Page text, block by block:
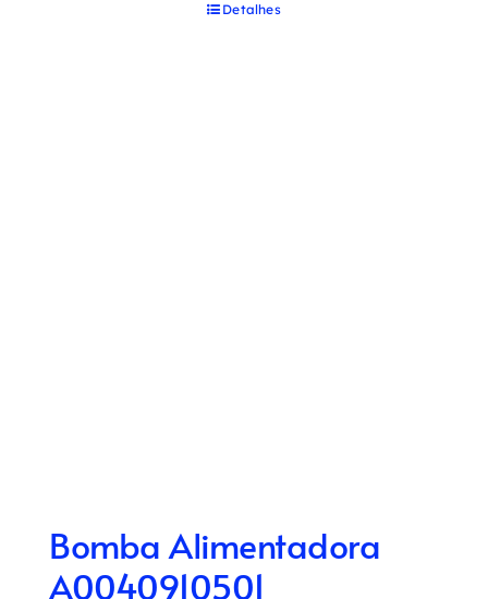
Detalhes
Bomba Alimentadora
A0040910501